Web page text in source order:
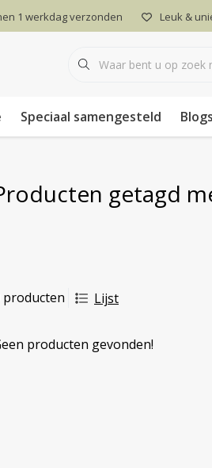
1 werkdag verzonden Leuk &
Speciaal samengesteld Blogs
getagd
producten Lijst
producten gevonden!